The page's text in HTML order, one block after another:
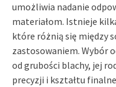
umożliwia nadanie
materiałom. Istnieje
które różnią się między
zastosowaniem. Wybór
od grubości blachy, jej
precyzji i kształtu